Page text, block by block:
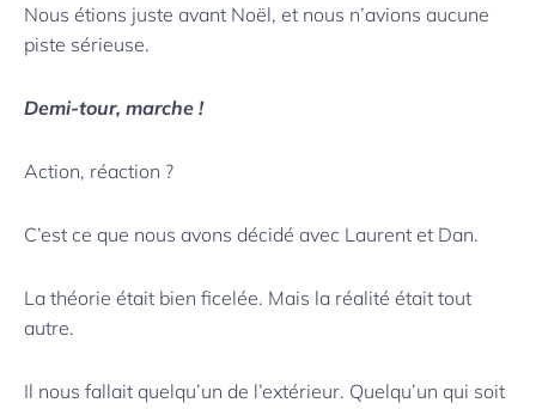
Nous étions juste avant Noël, et nous n’avions aucune
piste sérieuse.
Demi-tour, marche !
Action, réaction ?
C’est ce que nous avons décidé avec Laurent et Dan.
La théorie était bien ficelée. Mais la réalité était tout
autre.
Il nous fallait quelqu’un de l’extérieur. Quelqu’un qui soit